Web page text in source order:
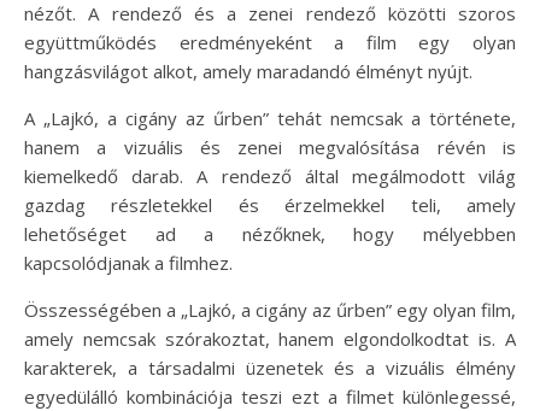
nézőt. A rendező és a zenei rendező közötti szoros
együttműködés eredményeként a film egy olyan
hangzásvilágot alkot, amely maradandó élményt nyújt.
A „Lajkó, a cigány az űrben” tehát nemcsak a története,
hanem a vizuális és zenei megvalósítása révén is
kiemelkedő darab. A rendező által megálmodott világ
gazdag részletekkel és érzelmekkel teli, amely
lehetőséget ad a nézőknek, hogy mélyebben
kapcsolódjanak a filmhez.
Összességében a „Lajkó, a cigány az űrben” egy olyan film,
amely nemcsak szórakoztat, hanem elgondolkodtat is. A
karakterek, a társadalmi üzenetek és a vizuális élmény
egyedülálló kombinációja teszi ezt a filmet különlegessé,